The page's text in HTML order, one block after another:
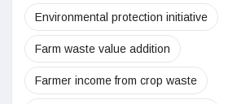
Environmental protection initiative
Farm waste value addition
Farmer income from crop waste